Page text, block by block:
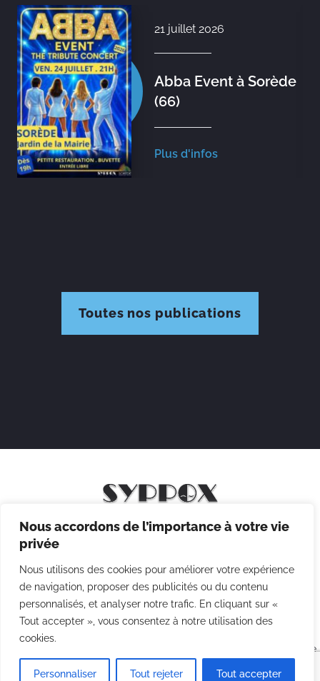
Nous accordons de l’importance à votre vie
privée
Nous utilisons des cookies pour améliorer votre expérience
de navigation, proposer des publicités ou du contenu
personnalisés, et analyser notre trafic. En cliquant sur «
Tout accepter », vous consentez à notre utilisation des
cookies.
Personnaliser Tout rejeter Tout accepter
21 juillet 2026
Abba Event à Sorède
(66)
Plus d'infos
Toutes nos publications
Mentions légales
Politique des cookies
CGV
Agence
Point Com